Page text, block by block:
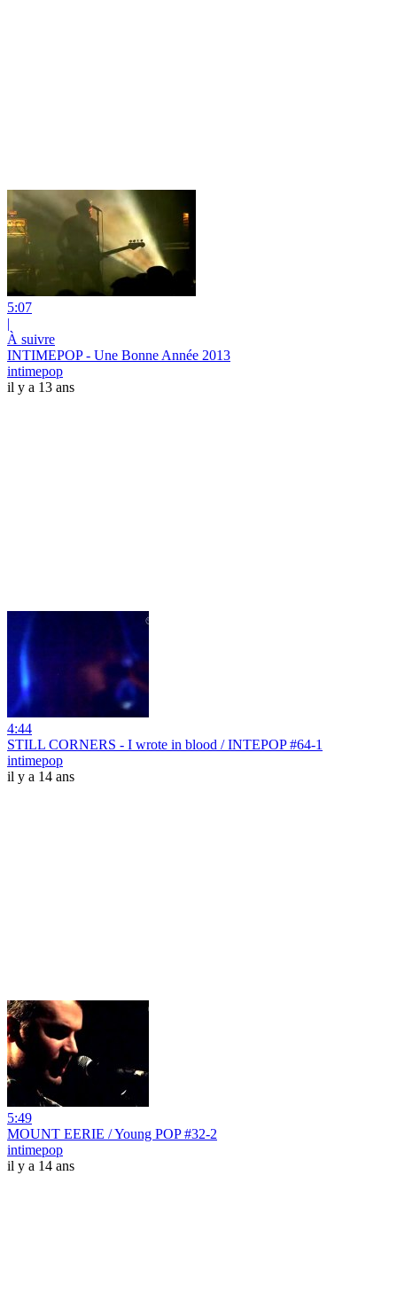
5:07
|
À suivre
INTIMEPOP - Une Bonne Année 2013
intimepop
il y a 13 ans
4:44
STILL CORNERS - I wrote in blood / INTEPOP #64-1
intimepop
il y a 14 ans
5:49
MOUNT EERIE / Young POP #32-2
intimepop
il y a 14 ans